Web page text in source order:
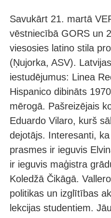
Savukārt 21. martā
vēstniecībā GORS un
viesosies latino stila
(Ņujorka, ASV).
iestudējumus: Linea
Hispanico dibināts
mērogā. Pašreizējais
Eduardo Vilaro, kurš
dejotājs. Interesanti,
prasmes ir ieguvis
ir ieguvis maģistra
Koledžā Čikāgā.
politikas un izglītības
lekcijas studentiem.